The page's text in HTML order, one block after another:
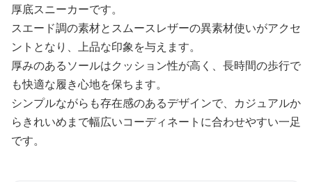
厚底スニーカーです。
スエード調の素材とスムースレザーの異素材使いがアクセ
ントとなり、上品な印象を与えます。
厚みのあるソールはクッション性が高く、長時間の歩行で
も快適な履き心地を保ちます。
シンプルながらも存在感のあるデザインで、カジュアルか
らきれいめまで幅広いコーディネートに合わせやすい一足
です。